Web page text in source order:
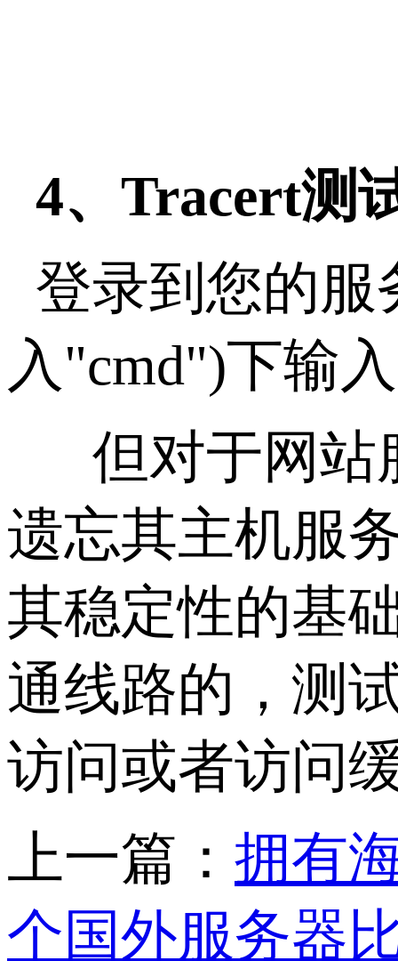
4、Tracert测
登录到您的服
入"cmd")下输
但对于网站
遗忘其主机服
其稳定性的基
通线路的，测
访问或者访问
上一篇： 拥有
个国外服务器